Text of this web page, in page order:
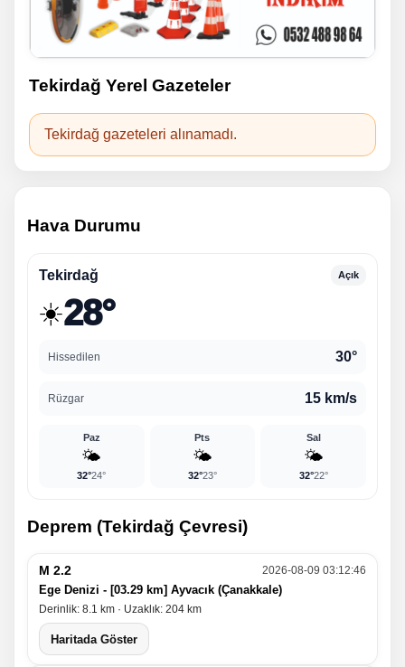
Tekirdağ Yerel Gazeteler
Tekirdağ gazeteleri alınamadı.
Hava Durumu
Tekirdağ Açık
☀️28°
Hissedilen 30°
Rüzgar 15 km/s
Paz
🌤️
32°24°
Pts
🌤️
32°23°
Sal
🌤️
32°22°
Deprem (Tekirdağ Çevresi)
M 2.2 2026-08-09 03:12:46
Ege Denizi - [03.29 km] Ayvacık (Çanakkale)
Derinlik: 8.1 km · Uzaklık: 204 km
Haritada Göster